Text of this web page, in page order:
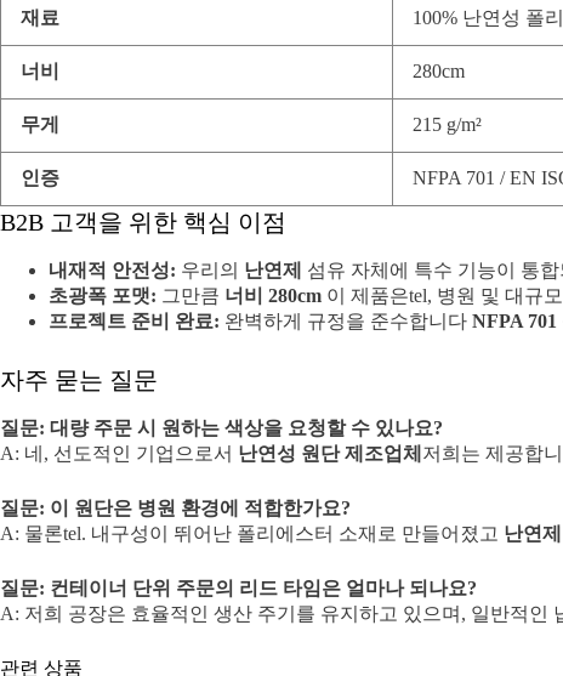
재료 100% 난연성 폴
너비 280cm
무게 215 g/m²
인증 NFPA 701 / EN
B2B 고객을 위한 핵심 이점
내재적 안전성: 우리의 난연제
섬유 자체에 특수 기능이 통
초광폭 포맷: 그만큼 너비 280cm 이 제품은tel, 병원 및 대규
프로젝트 준비 완료: 완벽하게 규정을 준수합니다 NFPA 701
자주 묻는 질문
질문: 대량 주문 시 원하는 색상을 요청할 수 있나요?
A: 네, 선도적인 기업으로서 난연성 원단 제조업체 저희는 제공합
질문: 이 원단은 병원 환경에 적합한가요?
A: 물론tel. 내구성이 뛰어난 폴리에스터 소재로 만들어졌고 난연제
질문: 컨테이너 단위 주문의 리드 타임은 얼마나 되나요?
A: 저희 공장은 효율적인 생산 주기를 유지하고 있으며, 일반적인
관련 상품